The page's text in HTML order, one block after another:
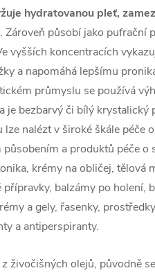
hydratovanou pleť,
působí jako pufrační
vyšších koncentracích
a napomáhá lepšímu
průmyslu se používá
je bezbarvý či bílý krystalický
nalézt v široké škále péče
a produktů péče o
krémy na obličej, tělová
balzámy po holení,
a gely, řasenky,
a antiperspiranty.
živočišných olejů, původně